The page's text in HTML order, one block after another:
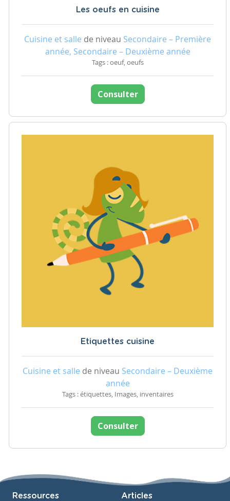
Les oeufs en cuisine
Cuisine et salle de niveau Secondaire – Première
année, Secondaire – Deuxième année
Tags : oeuf, oeufs
Consulter
Etiquettes cuisine
Cuisine et salle de niveau Secondaire – Deuxième
année
Tags : étiquettes, Images, inventaires
Consulter
Ressources Articles